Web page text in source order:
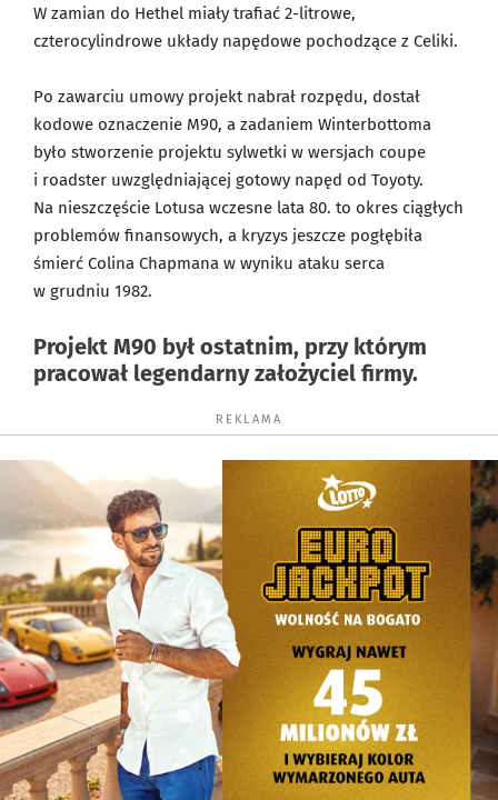
W zamian do Hethel miały trafiać 2-litrowe,
czterocylindrowe układy napędowe pochodzące z Celiki.
Po zawarciu umowy projekt nabrał rozpędu, dostał
kodowe oznaczenie M90, a zadaniem Winterbottoma
było stworzenie projektu sylwetki w wersjach coupe
i roadster uwzględniającej gotowy napęd od Toyoty.
Na nieszczęście Lotusa wczesne lata 80. to okres ciągłych
problemów finansowych, a kryzys jeszcze pogłębiła
śmierć Colina Chapmana w wyniku ataku serca
w grudniu 1982.
Projekt M90 był ostatnim, przy którym
pracował legendarny założyciel firmy.
REKLAMA